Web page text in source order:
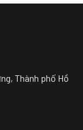
Thành phố Hồ